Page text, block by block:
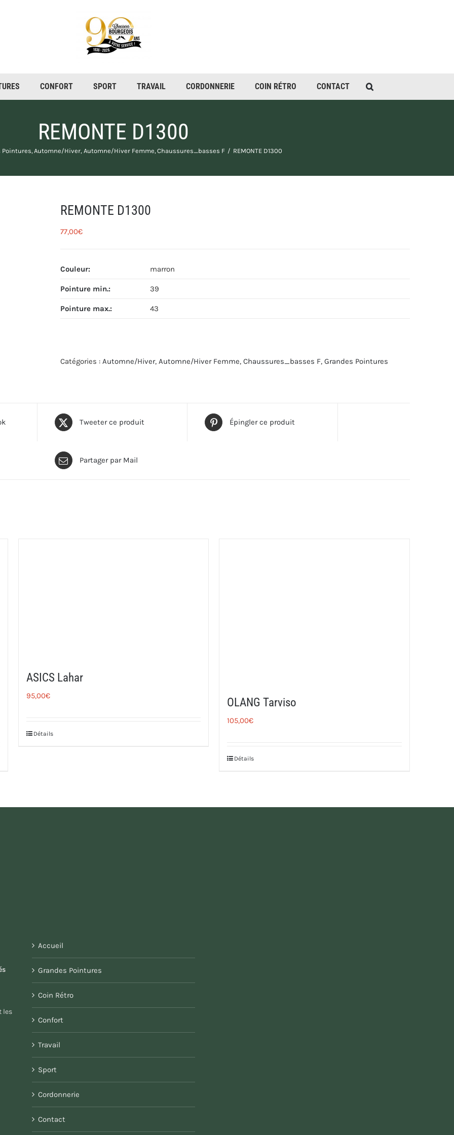
CONFORT SPORT TRAVAIL CORDONNERIE COIN RÉTRO CONTACT
REMONTE D1300
Pointures Automne/Hiver Automne/Hiver Femme Chaussures_basses F REMONTE D1300
REMONTE D1300
77,00€
Couleur: marron
Pointure min.: 39
Pointure max.: 43
Catégories : Automne/Hiver, Automne/Hiver Femme, Chaussures_basses F, Grandes Pointures
Tweeter ce produit Épingler ce produit
Partager par Mail
ASICS Lahar
95,00€
Détails
OLANG Tarviso
105,00€
Détails
les
Accueil
Grandes Pointures
Coin Rétro
Confort
Travail
Sport
Cordonnerie
Contact